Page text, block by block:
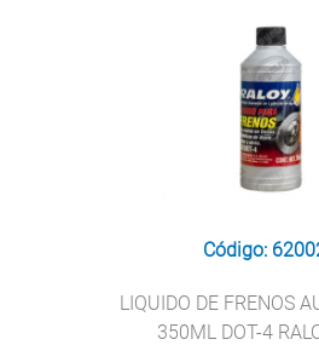
Código:
LIQUIDO DE FRENOS
350ML DOT-4